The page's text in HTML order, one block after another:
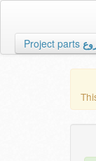
Project parts